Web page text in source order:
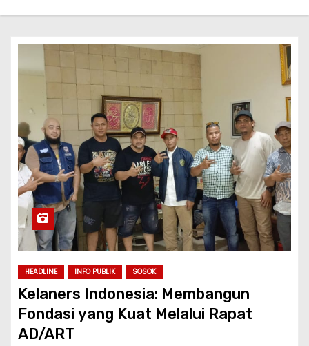
HEADLINE INFO PUBLIK SOSOK
Kelaners Indonesia: Membangun
Fondasi yang Kuat Melalui Rapat
AD/ART